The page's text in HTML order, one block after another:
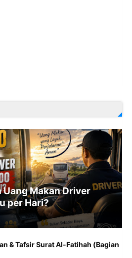
Uang Makan Driver
per Hari?
& Tafsir Surat Al-Fatihah (Bagian